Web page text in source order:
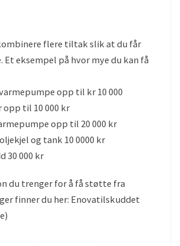
flere tiltak slik at du får
Et eksempel på hvor mye du kan få
opp til kr 10 000
opp til 10 000 kr
opp til 20 000 kr
og tank 10 0000 kr
30 000 kr
du trenger for å få støtte fra
finner du her: Enovatilskuddet